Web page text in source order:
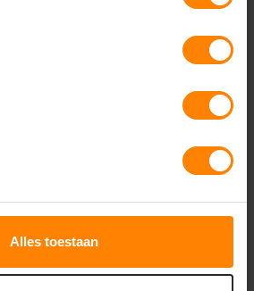
Alles toestaan